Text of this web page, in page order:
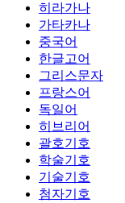
히라가나
가타카나
중국어
한글고어
그리스문자
프랑스어
독일어
히브리어
괄호기호
학술기호
기술기호
첨자기호